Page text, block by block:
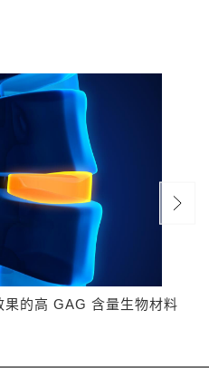
果的高 GAG 含量生物材料